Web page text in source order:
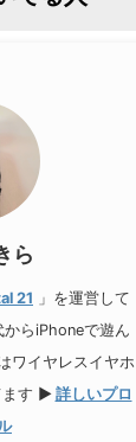
ら
21 」を運営して
らiPhoneで遊ん
ワイヤレスイヤホ
す ▶ 詳しいプロ